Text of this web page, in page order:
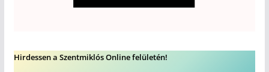
Hirdessen a Szentmiklós Online felületén!